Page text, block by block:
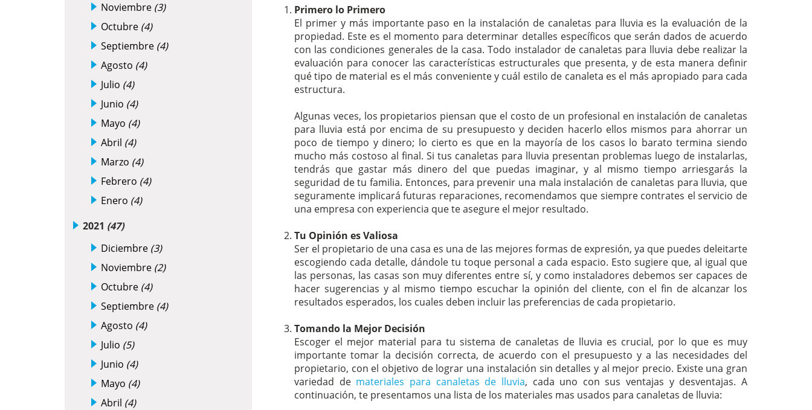
Primero lo Primero
El primer y más importante paso en la instalación de canaletas para lluvia es la evaluación de la
propiedad. Este es el momento para determinar detalles específicos que serán dados de acuerdo
con las condiciones generales de la casa. Todo instalador de canaletas para lluvia debe realizar la
evaluación para conocer las características estructurales que presenta, y de esta manera definir
qué tipo de material es el más conveniente y cuál estilo de canaleta es el más apropiado para cada
estructura.
Algunas veces, los propietarios piensan que el costo de un profesional en instalación de canaletas
para lluvia está por encima de su presupuesto y deciden hacerlo ellos mismos para ahorrar un
poco de tiempo y dinero; lo cierto es que en la mayoría de los casos lo barato termina siendo
mucho más costoso al final. Si tus canaletas para lluvia presentan problemas luego de instalarlas,
tendrás que gastar más dinero del que puedas imaginar, y al mismo tiempo arriesgarás la
seguridad de tu familia. Entonces, para prevenir una mala instalación de canaletas para lluvia, que
seguramente implicará futuras reparaciones, recomendamos que siempre contrates el servicio de
una empresa con experiencia que te asegure el mejor resultado.
Tu Opinión es Valiosa
Ser el propietario de una casa es una de las mejores formas de expresión, ya que puedes deleitarte
escogiendo cada detalle, dándole tu toque personal a cada espacio. Esto sugiere que, al igual que
las personas, las casas son muy diferentes entre sí, y como instaladores debemos ser capaces de
hacer sugerencias y al mismo tiempo escuchar la opinión del cliente, con el fin de alcanzar los
resultados esperados, los cuales deben incluir las preferencias de cada propietario.
Tomando la Mejor Decisión
Escoger el mejor material para tu sistema de canaletas de lluvia es crucial, por lo que es muy
importante tomar la decisión correcta, de acuerdo con el presupuesto y a las necesidades del
propietario, con el objetivo de lograr una instalación sin detalles y al mejor precio. Existe una gran
variedad de materiales para canaletas de lluvia, cada uno con sus ventajas y desventajas. A
continuación, te presentamos una lista de los materiales mas usados para canaletas de lluvia:
Noviembre (3)
Octubre (4)
Septiembre (4)
Agosto (4)
Julio (4)
Junio (4)
Mayo (4)
Abril (4)
Marzo (4)
Febrero (4)
Enero (4)
2021 (47)
Diciembre (3)
Noviembre (2)
Octubre (4)
Septiembre (4)
Agosto (4)
Julio (5)
Junio (4)
Mayo (4)
Abril (4)